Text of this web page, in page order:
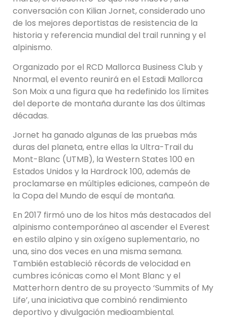
conversación con Kilian Jornet, considerado uno
de los mejores deportistas de resistencia de la
historia y referencia mundial del trail running y el
alpinismo.
Organizado por el RCD Mallorca Business Club y
Nnormal, el evento reunirá en el Estadi Mallorca
Son Moix a una figura que ha redefinido los límites
del deporte de montaña durante las dos últimas
décadas.
Jornet ha ganado algunas de las pruebas más
duras del planeta, entre ellas la Ultra-Trail du
Mont-Blanc (UTMB), la Western States 100 en
Estados Unidos y la Hardrock 100, además de
proclamarse en múltiples ediciones, campeón de
la Copa del Mundo de esquí de montaña.
En 2017 firmó uno de los hitos más destacados del
alpinismo contemporáneo al ascender el Everest
en estilo alpino y sin oxígeno suplementario, no
una, sino dos veces en una misma semana.
También estableció récords de velocidad en
cumbres icónicas como el Mont Blanc y el
Matterhorn dentro de su proyecto ‘Summits of My
Life’, una iniciativa que combinó rendimiento
deportivo y divulgación medioambiental.